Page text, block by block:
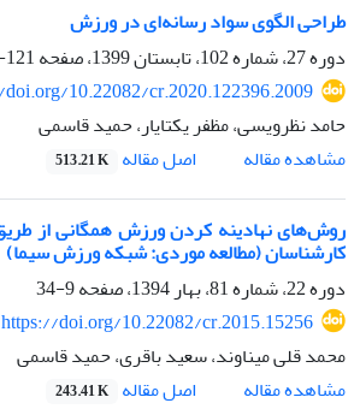
طراحی الگوی سواد رسانه‌ای در ورزش
دوره 27، شماره 102، تابستان 1399، صفحه
121-149
10.22082/cr.2020.122396.2009
حامد نظرویسی، مظفر یکتایار، حمید قاسمی
مشاهده مقاله
اصل مقاله 513.21 K
روش‌های نهادینه کردن ورزش همگانی از
کارشناسان (مطالعه موردی: شبکه ورزش سیما)
دوره 22، شماره 81، بهار 1394، صفحه
9-34
https://doi.org/10.22082/cr.2015.15256
محمد قلی میناوند، سعید باقری، حمید قاسمی
مشاهده مقاله
اصل مقاله 243.41 K